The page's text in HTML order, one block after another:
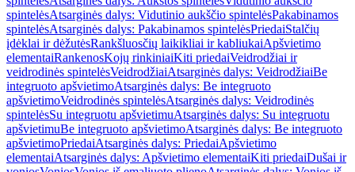
spintelėsAtsarginės dalys: Vidutinio aukščio spintelėsPakabinamos
spintelėsAtsarginės dalys: Pakabinamos spintelėsPriedaiStalčių
įdėklai ir dėžutėsRankšluosčių laikikliai ir kabliukaiApšvietimo
elementaiRankenosKojų rinkiniaiKiti priedaiVeidrodžiai ir
veidrodinės spintelėsVeidrodžiaiAtsarginės dalys: VeidrodžiaiBe
integruoto apšvietimoAtsarginės dalys: Be integruoto
apšvietimoVeidrodinės spintelėsAtsarginės dalys: Veidrodinės
spintelėsSu integruotu apšvietimuAtsarginės dalys: Su integruotu
apšvietimuBe integruoto apšvietimoAtsarginės dalys: Be integruoto
apšvietimoPriedaiAtsarginės dalys: PriedaiApšvietimo
elementaiAtsarginės dalys: Apšvietimo elementaiKiti priedaiDušai ir